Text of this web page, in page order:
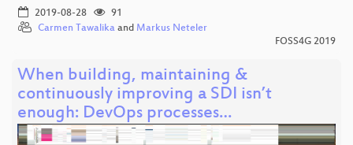
2019-08-28
91
Carmen Tawalika and Markus Neteler
FOSS4G 2019
When building, maintaining &
continuously improving a SDI isn’t
enough: DevOps processes…